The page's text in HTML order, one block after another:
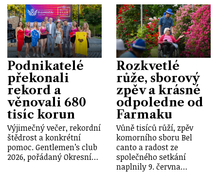
Podnikatelé
překonali
rekord a
věnovali 680
tisíc korun
Výjimečný večer, rekordní
štědrost a konkrétní
pomoc. Gentlemen’s club
2026, pořádaný Okresní…
Rozkvetlé
růže, sborový
zpěv a krásné
odpoledne od
Farmaku
Vůně tisíců růží, zpěv
komorního sboru Bel
canto a radost ze
společného setkání
naplnily 9. června…